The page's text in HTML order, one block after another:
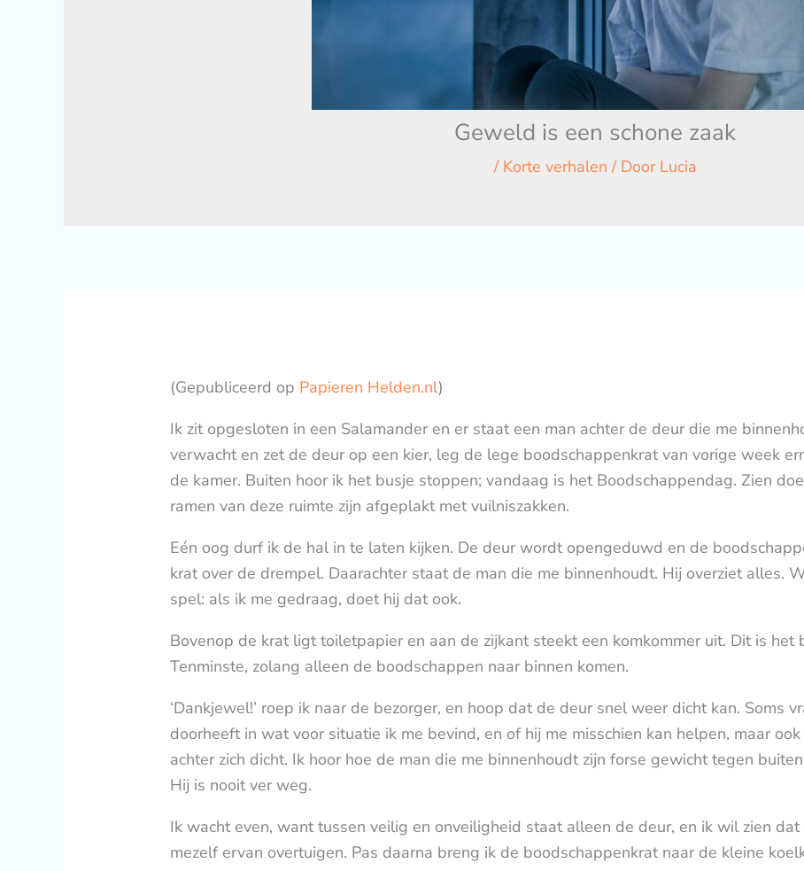
Geweld is een schone zaak
/ Korte verhalen / Door Lucia
(Gepubliceerd op Papieren Helden.nl)
Ik zit opgesloten in een Salamander en er staat een man achter de deur die me
verwacht en zet de deur op een kier, leg de lege boodschappenkrat van vorige week
de kamer. Buiten hoor ik het busje stoppen; vandaag is het Boodschappendag. Zien
ramen van deze ruimte zijn afgeplakt met vuilniszakken.
Eén oog durf ik de hal in te laten kijken. De deur wordt opengeduwd en de
krat over de drempel. Daarachter staat de man die me binnenhoudt. Hij overziet alles.
spel: als ik me gedraag, doet hij dat ook.
Bovenop de krat ligt toiletpapier en aan de zijkant steekt een komkommer uit. Dit is het
Tenminste, zolang alleen de boodschappen naar binnen komen.
‘Dankjewel!’ roep ik naar de bezorger, en hoop dat de deur snel weer dicht kan. Soms
doorheeft in wat voor situatie ik me bevind, en of hij me misschien kan helpen, maar
achter zich dicht. Ik hoor hoe de man die me binnenhoudt zijn forse gewicht tegen
Hij is nooit ver weg.
Ik wacht even, want tussen veilig en onveiligheid staat alleen de deur, en ik wil zien
mezelf ervan overtuigen. Pas daarna breng ik de boodschappenkrat naar de kleine